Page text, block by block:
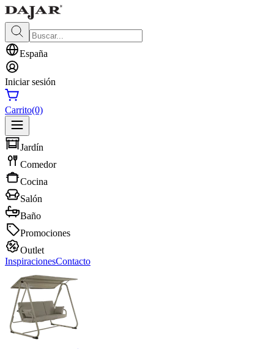
España
Iniciar sesión
Carrito(0)
Jardín
Comedor
Cocina
Salón
Baño
Promociones
Outlet
InspiracionesContacto